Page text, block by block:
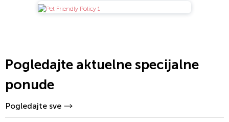
Pogledajte aktuelne specijalne
ponude
Pogledajte sve